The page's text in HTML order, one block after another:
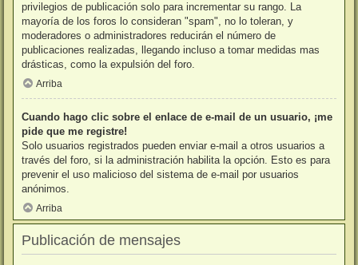
privilegios de publicación solo para incrementar su rango. La
mayoría de los foros lo consideran "spam", no lo toleran, y
moderadores o administradores reducirán el número de
publicaciones realizadas, llegando incluso a tomar medidas mas
drásticas, como la expulsión del foro.
Arriba
Cuando hago clic sobre el enlace de e-mail de un usuario, ¡me
pide que me registre!
Solo usuarios registrados pueden enviar e-mail a otros usuarios a
través del foro, si la administración habilita la opción. Esto es para
prevenir el uso malicioso del sistema de e-mail por usuarios
anónimos.
Arriba
Publicación de mensajes